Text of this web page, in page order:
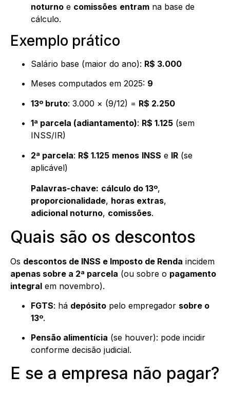
noturno e comissões entram na base de
cálculo.
Exemplo prático
Salário base (maior do ano): R$ 3.000
Meses computados em 2025: 9
13º bruto: 3.000 × (9/12) = R$ 2.250
1ª parcela (adiantamento): R$ 1.125 (sem
INSS/IR)
2ª parcela: R$ 1.125 menos INSS e IR (se
aplicável)
Palavras-chave: cálculo do 13º,
proporcionalidade, horas extras,
adicional noturno, comissões.
Quais são os descontos
Os descontos de INSS e Imposto de Renda incidem
apenas sobre a 2ª parcela (ou sobre o pagamento
integral em novembro).
FGTS: há depósito pelo empregador sobre o
13º.
Pensão alimentícia (se houver): pode incidir
conforme decisão judicial.
E se a empresa não pagar?